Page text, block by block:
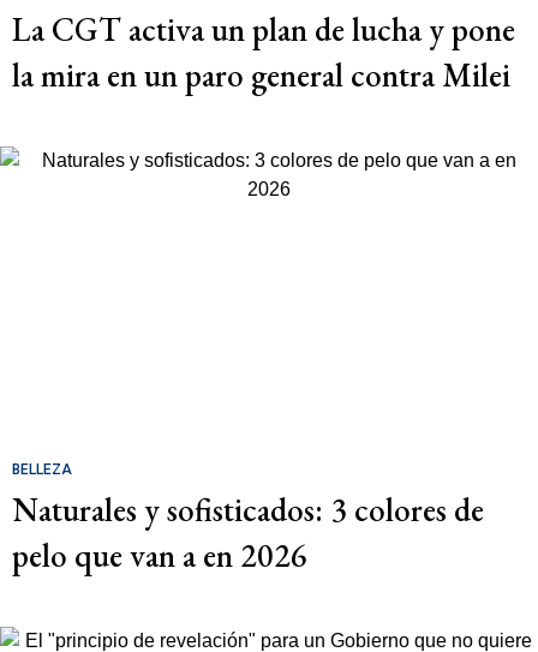
La CGT activa un plan de lucha y pone
la mira en un paro general contra Milei
BELLEZA
Naturales y sofisticados: 3 colores de
pelo que van a en 2026